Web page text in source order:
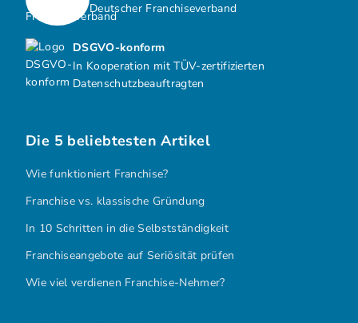
DSGVO-konform
In Kooperation mit TÜV-zertifizierten
Datenschutzbeauftragten
Deutscher Franchiseverband
Die 5 beliebtesten Artikel
Wie funktioniert Franchise?
Franchise vs. klassische Gründung
In 10 Schritten in die Selbstständigkeit
Franchiseangebote auf Seriösität prüfen
Wie viel verdienen Franchise-Nehmer?